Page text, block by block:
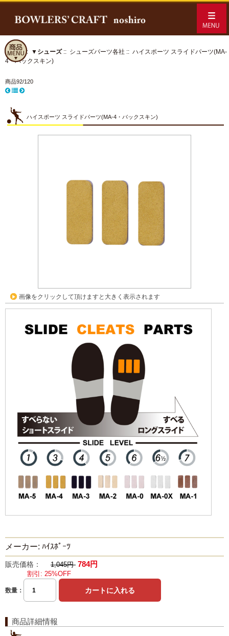
ホーム:: ▼シューズ:: シューズパーツ各社 :: ハイスポーツ スライドパーツ(MA-
4・バックスキン)
商品92/120
ハイスポーツ スライドパーツ(MA-4・バックスキン)
画像をクリックして頂けますと大きく表示されます
メーカー: ﾊｲｽﾎﾟｰﾂ
販売価格： 1,045円 784円
割引: 25%OFF
数量：
商品詳細情報